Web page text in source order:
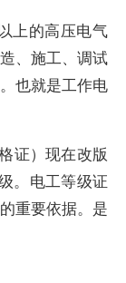
上的高压电气
、施工、调试
也就是工作电
证）现在改版
。电工等级证
重要依据。是